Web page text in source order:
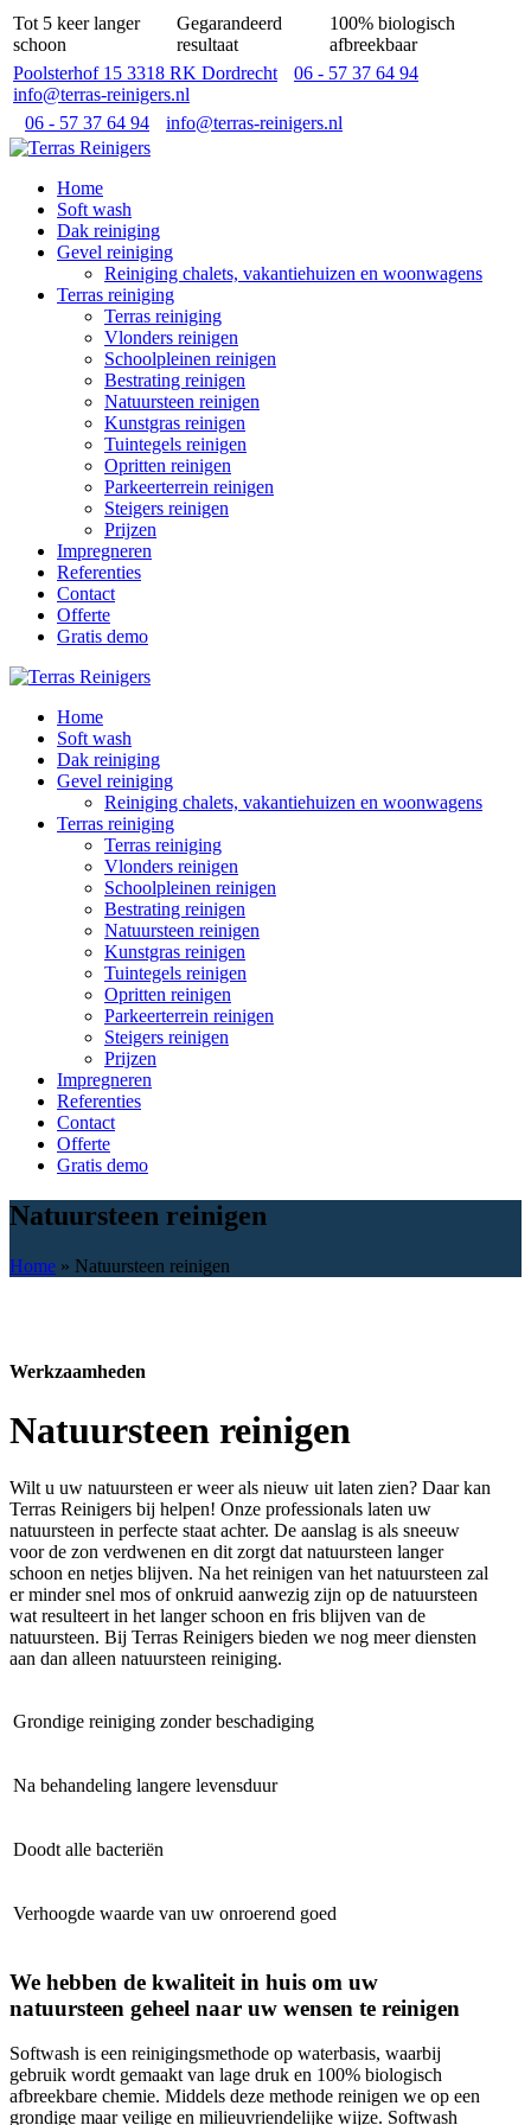
Tot 5 keer langer
schoon
Gegarandeerd
resultaat
100% biologisch
afbreekbaar
Poolsterhof 15 3318 RK Dordrecht
06 - 57 37 64 94
info@terras-reinigers.nl
06 - 57 37 64 94
info@terras-reinigers.nl
Home
Soft wash
Dak reiniging
Gevel reiniging
Reiniging chalets, vakantiehuizen en woonwagens
Terras reiniging
Terras reiniging
Vlonders reinigen
Schoolpleinen reinigen
Bestrating reinigen
Natuursteen reinigen
Kunstgras reinigen
Tuintegels reinigen
Opritten reinigen
Parkeerterrein reinigen
Steigers reinigen
Prijzen
Impregneren
Referenties
Contact
Offerte
Gratis demo
Home
Soft wash
Dak reiniging
Gevel reiniging
Reiniging chalets, vakantiehuizen en woonwagens
Terras reiniging
Terras reiniging
Vlonders reinigen
Schoolpleinen reinigen
Bestrating reinigen
Natuursteen reinigen
Kunstgras reinigen
Tuintegels reinigen
Opritten reinigen
Parkeerterrein reinigen
Steigers reinigen
Prijzen
Impregneren
Referenties
Contact
Offerte
Gratis demo
Natuursteen reinigen
Home » Natuursteen reinigen
Werkzaamheden
Natuursteen reinigen
Wilt u uw natuursteen er weer als nieuw uit laten zien? Daar kan
Terras Reinigers bij helpen! Onze professionals laten uw
natuursteen in perfecte staat achter. De aanslag is als sneeuw
voor de zon verdwenen en dit zorgt dat natuursteen langer
schoon en netjes blijven. Na het reinigen van het natuursteen zal
er minder snel mos of onkruid aanwezig zijn op de natuursteen
wat resulteert in het langer schoon en fris blijven van de
natuursteen. Bij Terras Reinigers bieden we nog meer diensten
aan dan alleen natuursteen reiniging.
Grondige reiniging zonder beschadiging
Na behandeling langere levensduur
Doodt alle bacteriën
Verhoogde waarde van uw onroerend goed
We hebben de kwaliteit in huis om uw
natuursteen geheel naar uw wensen te reinigen
Softwash is een reinigingsmethode op waterbasis, waarbij
gebruik wordt gemaakt van lage druk en 100% biologisch
afbreekbare chemie. Middels deze methode reinigen we op een
grondige maar veilige en milieuvriendelijke wijze. Softwash